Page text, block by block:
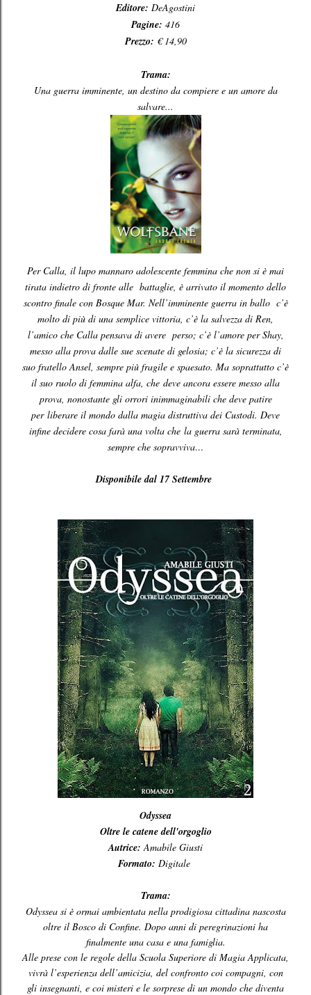
Editore: DeAgostini
Pagine: 416
Prezzo: € 14,90
Trama:
Una guerra imminente, un destino da compiere e un amore da
salvare...
Per Calla, il lupo mannaro adolescente femmina che non si è mai
tirata indietro di fronte alle battaglie, è arrivato il momento dello
scontro finale con Bosque Mar. Nell’imminente guerra in ballo c’è
molto di più di una semplice vittoria, c’è la salvezza di Ren,
l’amico che Calla pensava di avere perso; c’è l’amore per Shay,
messo alla prova dalle sue scenate di gelosia; c’è la sicurezza di
suo fratello Ansel, sempre più fragile e spaesato. Ma soprattutto c’è
il suo ruolo di femmina alfa, che deve ancora essere messo alla
prova, nonostante gli orrori inimmaginabili che deve patire
per liberare il mondo dalla magia distruttiva dei Custodi. Deve
infine decidere cosa farà una volta che la guerra sarà terminata,
sempre che sopravviva…
Disponibile dal 17 Settembre
Odyssea
Oltre le catene dell'orgoglio
Autrice:Amabile Giusti
Formato: Digitale
Trama:
Odyssea si è ormai ambientata nella prodigiosa cittadina nascosta
oltre il Bosco di Confine. Dopo anni di peregrinazioni ha
finalmente una casa e una famiglia.
Alle prese con le regole della Scuola Superiore di Magia Applicata,
vivrà l’esperienza dell’amicizia, del confronto coi compagni, con
gli insegnanti, e coi misteri e le sorprese di un mondo che diventa